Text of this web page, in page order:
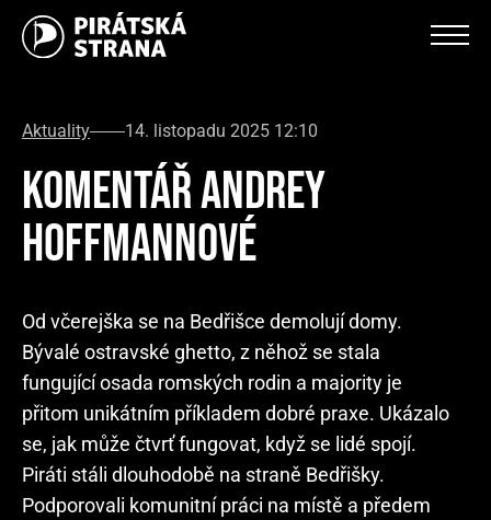
Aktuality 14. listopadu 2025 12:10
KOMENTÁŘ ANDREY
HOFFMANNOVÉ
Od včerejška se na Bedřišce demolují domy.
Bývalé ostravské ghetto, z něhož se stala
fungující osada romských rodin a majority je
přitom unikátním příkladem dobré praxe. Ukázalo
se, jak může čtvrť fungovat, když se lidé spojí.
Piráti stáli dlouhodobě na straně Bedřišky.
Podporovali komunitní práci na místě a předem